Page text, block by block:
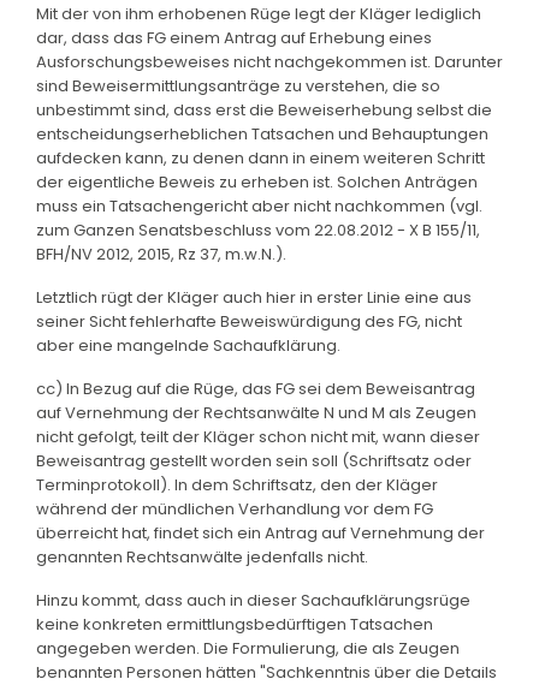
Mit der von ihm erhobenen Rüge legt der Kläger lediglich
dar, dass das FG einem Antrag auf Erhebung eines
Ausforschungsbeweises nicht nachgekommen ist. Darunter
sind Beweisermittlungsanträge zu verstehen, die so
unbestimmt sind, dass erst die Beweiserhebung selbst die
entscheidungserheblichen Tatsachen und Behauptungen
aufdecken kann, zu denen dann in einem weiteren Schritt
der eigentliche Beweis zu erheben ist. Solchen Anträgen
muss ein Tatsachengericht aber nicht nachkommen (vgl.
zum Ganzen Senatsbeschluss vom 22.08.2012 - X B 155/11,
BFH/NV 2012, 2015, Rz 37, m.w.N.).
Letztlich rügt der Kläger auch hier in erster Linie eine aus
seiner Sicht fehlerhafte Beweiswürdigung des FG, nicht
aber eine mangelnde Sachaufklärung.
cc) In Bezug auf die Rüge, das FG sei dem Beweisantrag
auf Vernehmung der Rechtsanwälte N und M als Zeugen
nicht gefolgt, teilt der Kläger schon nicht mit, wann dieser
Beweisantrag gestellt worden sein soll (Schriftsatz oder
Terminprotokoll). In dem Schriftsatz, den der Kläger
während der mündlichen Verhandlung vor dem FG
überreicht hat, findet sich ein Antrag auf Vernehmung der
genannten Rechtsanwälte jedenfalls nicht.
Hinzu kommt, dass auch in dieser Sachaufklärungsrüge
keine konkreten ermittlungsbedürftigen Tatsachen
angegeben werden. Die Formulierung, die als Zeugen
benannten Personen hätten "Sachkenntnis über die Details